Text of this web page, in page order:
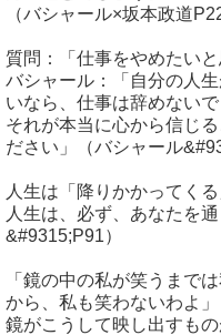
（バシャール×坂本政道
質問：「仕事をやめたい
バシャール：「自分の人
いなら、仕事は辞めないで
それが本当に心から信じ
ださい」（バシャール
人生は「降りかかってく
人生は、必ず、あなたを
&#9315;P91）
「鏡の中の私が笑うまで
から、私も笑わないわよ」
鏡がこうして映し出すも